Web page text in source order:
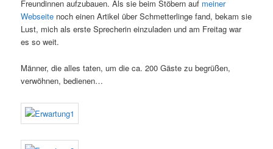
Freundinnen aufzubauen. Als sie beim Stöbern auf meiner
Webseite noch einen Artikel über Schmetterlinge fand, bekam sie
Lust, mich als erste Sprecherin einzuladen und am Freitag war
es so weit.
Männer, die alles taten, um die ca. 200 Gäste zu begrüßen,
verwöhnen, bedienen…